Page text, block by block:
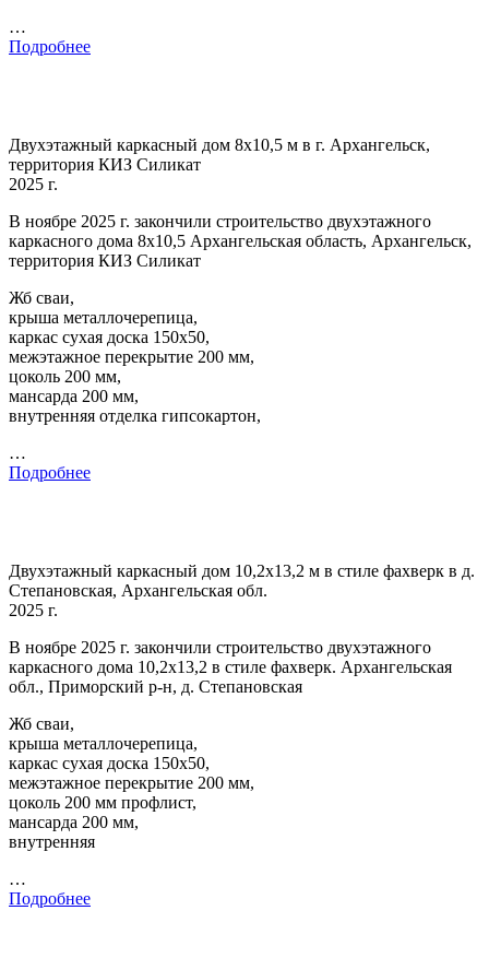
…
Подробнее
Двухэтажный каркасный дом 8х10,5 м в г. Архангельск,
территория КИЗ Силикат
2025 г.
В ноябре 2025 г. закончили строительство двухэтажного
каркасного дома 8х10,5 Архангельская область, Архангельск,
территория КИЗ Силикат
Жб сваи,
крыша металлочерепица,
каркас сухая доска 150х50,
межэтажное перекрытие 200 мм,
цоколь 200 мм,
мансарда 200 мм,
внутренняя отделка гипсокартон,
…
Подробнее
Двухэтажный каркасный дом 10,2х13,2 м в стиле фахверк в д.
Степановская, Архангельская обл.
2025 г.
В ноябре 2025 г. закончили строительство двухэтажного
каркасного дома 10,2х13,2 в стиле фахверк. Архангельская
обл., Приморский р-н, д. Степановская
Жб сваи,
крыша металлочерепица,
каркас сухая доска 150х50,
межэтажное перекрытие 200 мм,
цоколь 200 мм профлист,
мансарда 200 мм,
внутренняя
…
Подробнее